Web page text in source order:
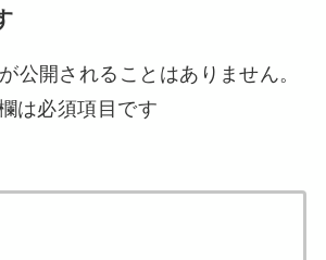
公開されることはありません。
は必須項目です